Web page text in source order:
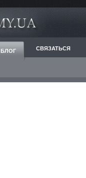
БЛОГ СВЯЗАТЬСЯ